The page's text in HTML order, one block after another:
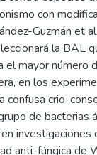
con
Guzmán et
la BAL
el mayor número
en los
confusa crio-
de bacterias
investigaciones
anti-fúngica de